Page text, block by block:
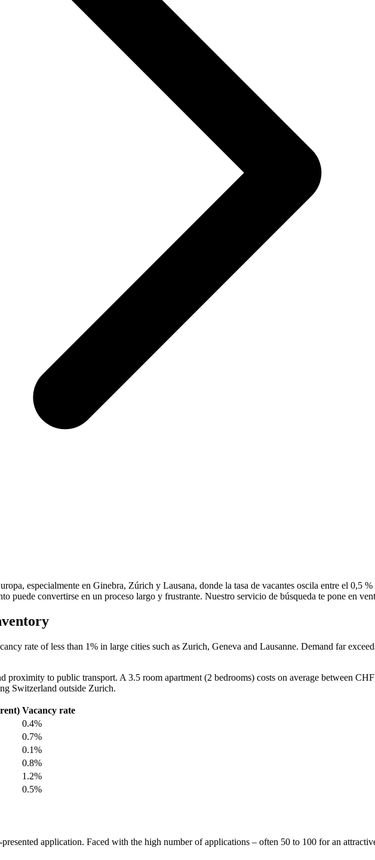
especialmente en Ginebra, Zúrich y Lausana, donde la tasa de vacantes oscila entre el 0,5
puede convertirse en un proceso largo y frustrante. Nuestro servicio de búsqueda te pone en
rate of less than 1% in large cities such as Zurich, Geneva and Lausanne. Demand far
proximity to public transport. A 3.5 room apartment (2 bedrooms) costs on average between
Switzerland outside Zurich.
Vacancy rate
0.4%
0.7%
0.1%
0.8%
1.2%
0.5%
application. Faced with the high number of applications – often 50 to 100 for an